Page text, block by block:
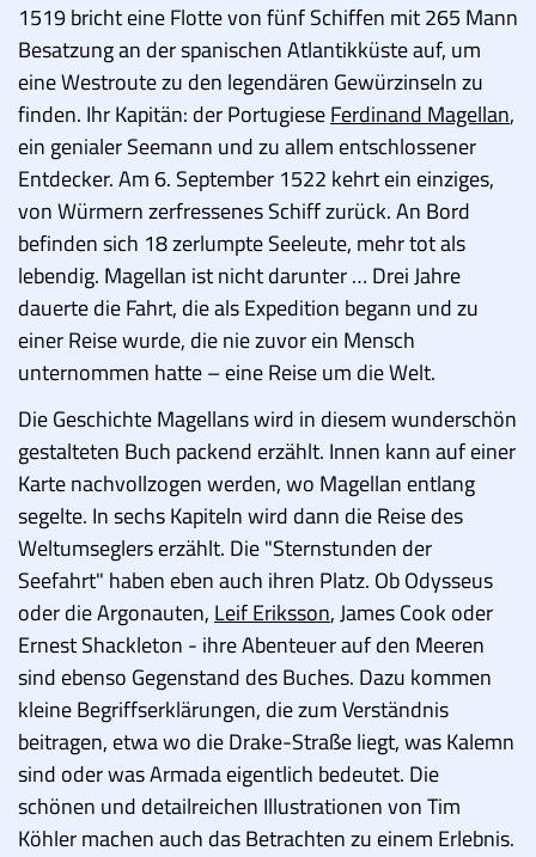
1519 bricht eine Flotte von fünf Schiffen mit 265 Mann
Besatzung an der spanischen Atlantikküste auf, um
eine Westroute zu den legendären Gewürzinseln zu
finden. Ihr Kapitän: der PortugieseFerdinand Magellan,
ein genialer Seemann und zu allem entschlossener
Entdecker. Am 6. September 1522 kehrt ein einziges,
von Würmern zerfressenes Schiff zurück. An Bord
befinden sich 18 zerlumpte Seeleute, mehr tot als
lebendig. Magellan ist nicht darunter … Drei Jahre
dauerte die Fahrt, die als Expedition begann und zu
einer Reise wurde, die nie zuvor ein Mensch
unternommen hatte – eine Reise um die Welt.
Die Geschichte Magellans wird in diesem wunderschön
gestalteten Buch packend erzählt. Innen kann auf einer
Karte nachvollzogen werden, wo Magellan entlang
segelte. In sechs Kapiteln wird dann die Reise des
Weltumseglers erzählt. Die "Sternstunden der
Seefahrt" haben eben auch ihren Platz. Ob Odysseus
oder die Argonauten, Leif Eriksson, James Cook oder
Ernest Shackleton - ihre Abenteuer auf den Meeren
sind ebenso Gegenstand des Buches. Dazu kommen
kleine Begriffserklärungen, die zum Verständnis
beitragen, etwa wo die Drake-Straße liegt, was Kalemn
sind oder was Armada eigentlich bedeutet. Die
schönen und detailreichen Illustrationen von Tim
Köhler machen auch das Betrachten zu einem Erlebnis.